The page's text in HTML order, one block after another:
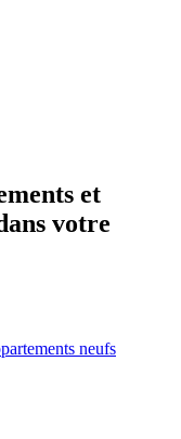
et
votre
neufs